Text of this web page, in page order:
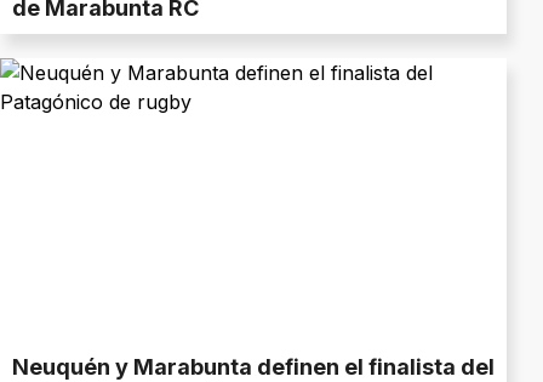
de Marabunta RC
Neuquén y Marabunta definen el finalista del